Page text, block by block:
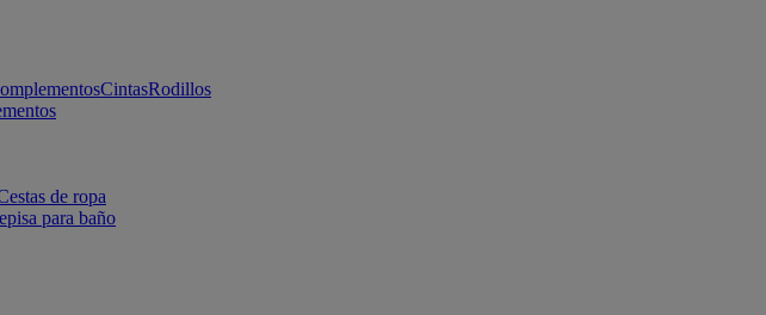
CintasRodillos
de ropa
para baño